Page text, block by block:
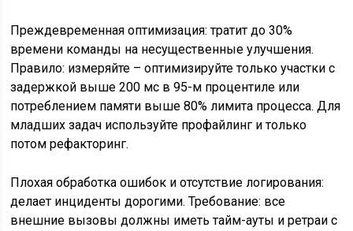
Преждевременная оптимизация: тратит до 30%
времени команды на несущественные улучшения.
Правило: измеряйте – оптимизируйте только участки с
задержкой выше 200 мс в 95-м процентиле или
потреблением памяти выше 80% лимита процесса. Для
младших задач используйте профайлинг и только
потом рефакторинг.
Плохая обработка ошибок и отсутствие логирования:
делает инциденты дорогими. Требование: все
внешние вызовы должны иметь тайм-ауты и ретраи с